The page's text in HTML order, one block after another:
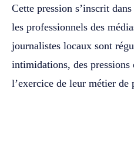
Cette pression s’inscrit
les professionnels des
journalistes locaux sont
intimidations, des pressions
l’exercice de leur métier